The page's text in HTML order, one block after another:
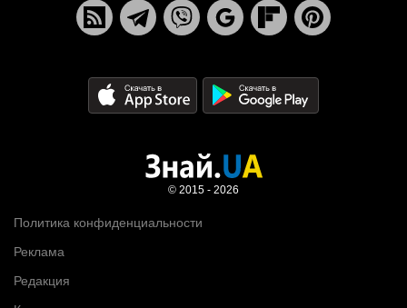
Политика конфиденциальности
Реклама
Редакция
© 2015 - 2026